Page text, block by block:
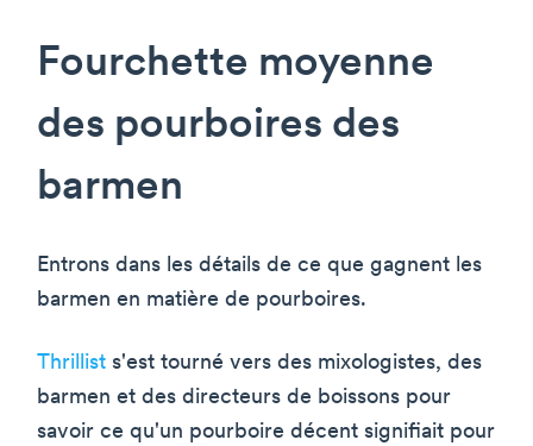
Fourchette moyenne
des pourboires des
barmen
Entrons dans les détails de ce que gagnent les
barmen en matière de pourboires.
Thrillist s'est tourné vers des mixologistes, des
barmen et des directeurs de boissons pour
savoir ce qu'un pourboire décent signifiait pour